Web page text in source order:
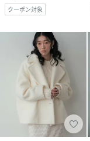
クーポン対象